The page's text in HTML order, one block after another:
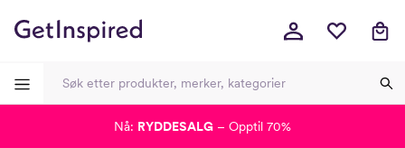
Nå: RYDDESALG – Opptil 70%
-
-
-
-